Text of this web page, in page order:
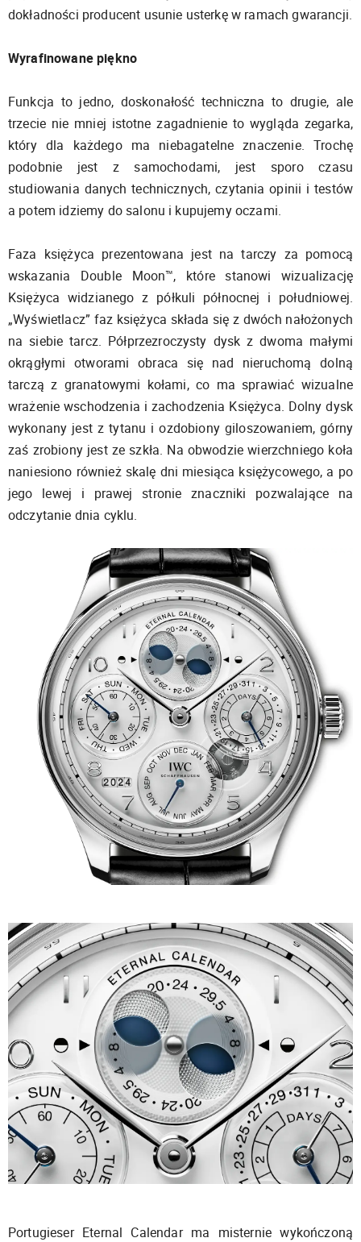
dokładności producent usunie usterkę w ramach gwarancji.
Wyrafinowane piękno
Funkcja to jedno, doskonałość techniczna to drugie, ale
trzecie nie mniej istotne zagadnienie to wygląda zegarka,
który dla każdego ma niebagatelne znaczenie. Trochę
podobnie jest z samochodami, jest sporo czasu
studiowania danych technicznych, czytania opinii i testów
a potem idziemy do salonu i kupujemy oczami.
Faza księżyca prezentowana jest na tarczy za pomocą
wskazania Double Moon™, które stanowi wizualizację
Księżyca widzianego z półkuli północnej i południowej.
„Wyświetlacz” faz księżyca składa się z dwóch nałożonych
na siebie tarcz. Półprzezroczysty dysk z dwoma małymi
okrągłymi otworami obraca się nad nieruchomą dolną
tarczą z granatowymi kołami, co ma sprawiać wizualne
wrażenie wschodzenia i zachodzenia Księżyca. Dolny dysk
wykonany jest z tytanu i ozdobiony giloszowaniem, górny
zaś zrobiony jest ze szkła. Na obwodzie wierzchniego koła
naniesiono również skalę dni miesiąca księżycowego, a po
jego lewej i prawej stronie znaczniki pozwalające na
odczytanie dnia cyklu.
Portugieser Eternal Calendar ma misternie wykończoną